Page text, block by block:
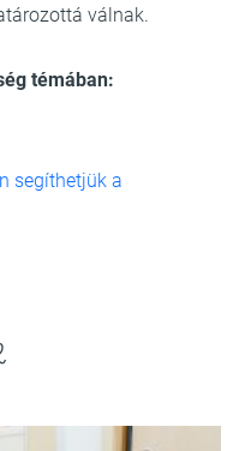
válnak.
témában:
segíthetjük a